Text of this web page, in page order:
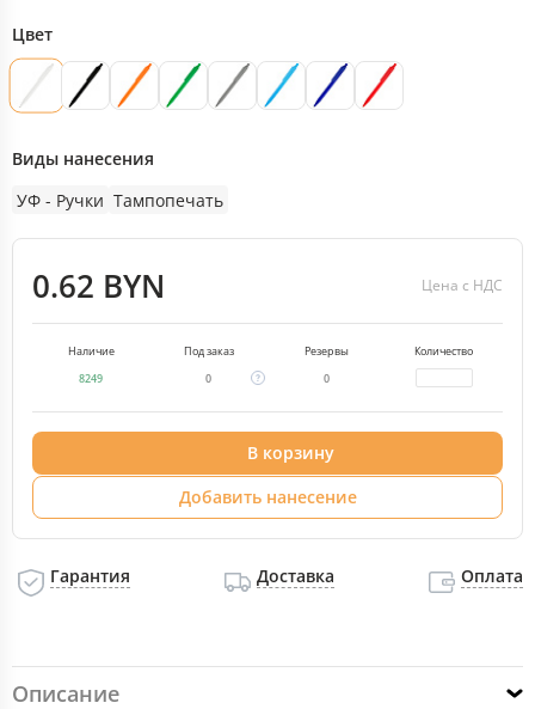
Цвет
Виды нанесения
УФ - Pучки Тампопечать
0.62 BYN Цена с НДС
Наличие Под заказ Резервы
Количество
8249
0 0
В корзину
Добавить нанесение
Гарантия Доставка Оплата
Описание